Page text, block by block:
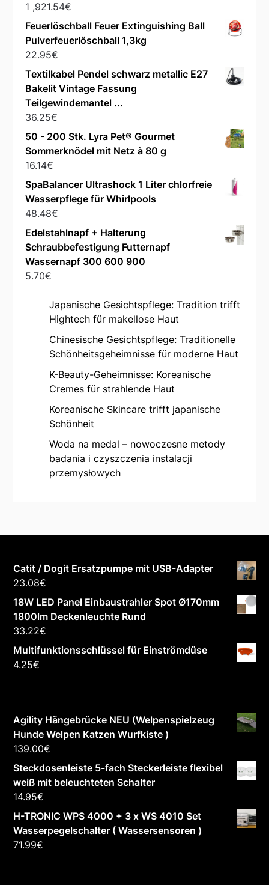
1 ,921.54€
Feuerlöschball Feuer Extinguishing Ball
Pulverfeuerlöschball 1,3kg
22.95€
Textilkabel Pendel schwarz metallic E27
Bakelit Vintage Fassung
Teilgewindemantel ...
36.25€
50 - 200 Stk. Lyra Pet® Gourmet
Sommerknödel mit Netz à 80 g
16.14€
SpaBalancer Ultrashock 1 Liter chlorfreie
Wasserpflege für Whirlpools
48.48€
Edelstahlnapf + Halterung
Schraubbefestigung Futternapf
Wassernapf 300 600 900
5.70€
Japanische Gesichtspflege: Tradition trifft
Hightech für makellose Haut
Chinesische Gesichtspflege: Traditionelle
Schönheitsgeheimnisse für moderne Haut
K-Beauty-Geheimnisse: Koreanische
Cremes für strahlende Haut
Koreanische Skincare trifft japanische
Schönheit
Woda na medal – nowoczesne metody
badania i czyszczenia instalacji
przemysłowych
Catit / Dogit Ersatzpumpe mit USB-Adapter
23.08€
18W LED Panel Einbaustrahler Spot Ø170mm
1800lm Deckenleuchte Rund
33.22€
Multifunktionsschlüssel für Einströmdüse
4.25€
Agility Hängebrücke NEU (Welpenspielzeug
Hunde Welpen Katzen Wurfkiste )
139.00€
Steckdosenleiste 5-fach Steckerleiste flexibel
weiß mit beleuchteten Schalter
14.95€
H-TRONIC WPS 4000 + 3 x WS 4010 Set
Wasserpegelschalter ( Wassersensoren )
71.99€